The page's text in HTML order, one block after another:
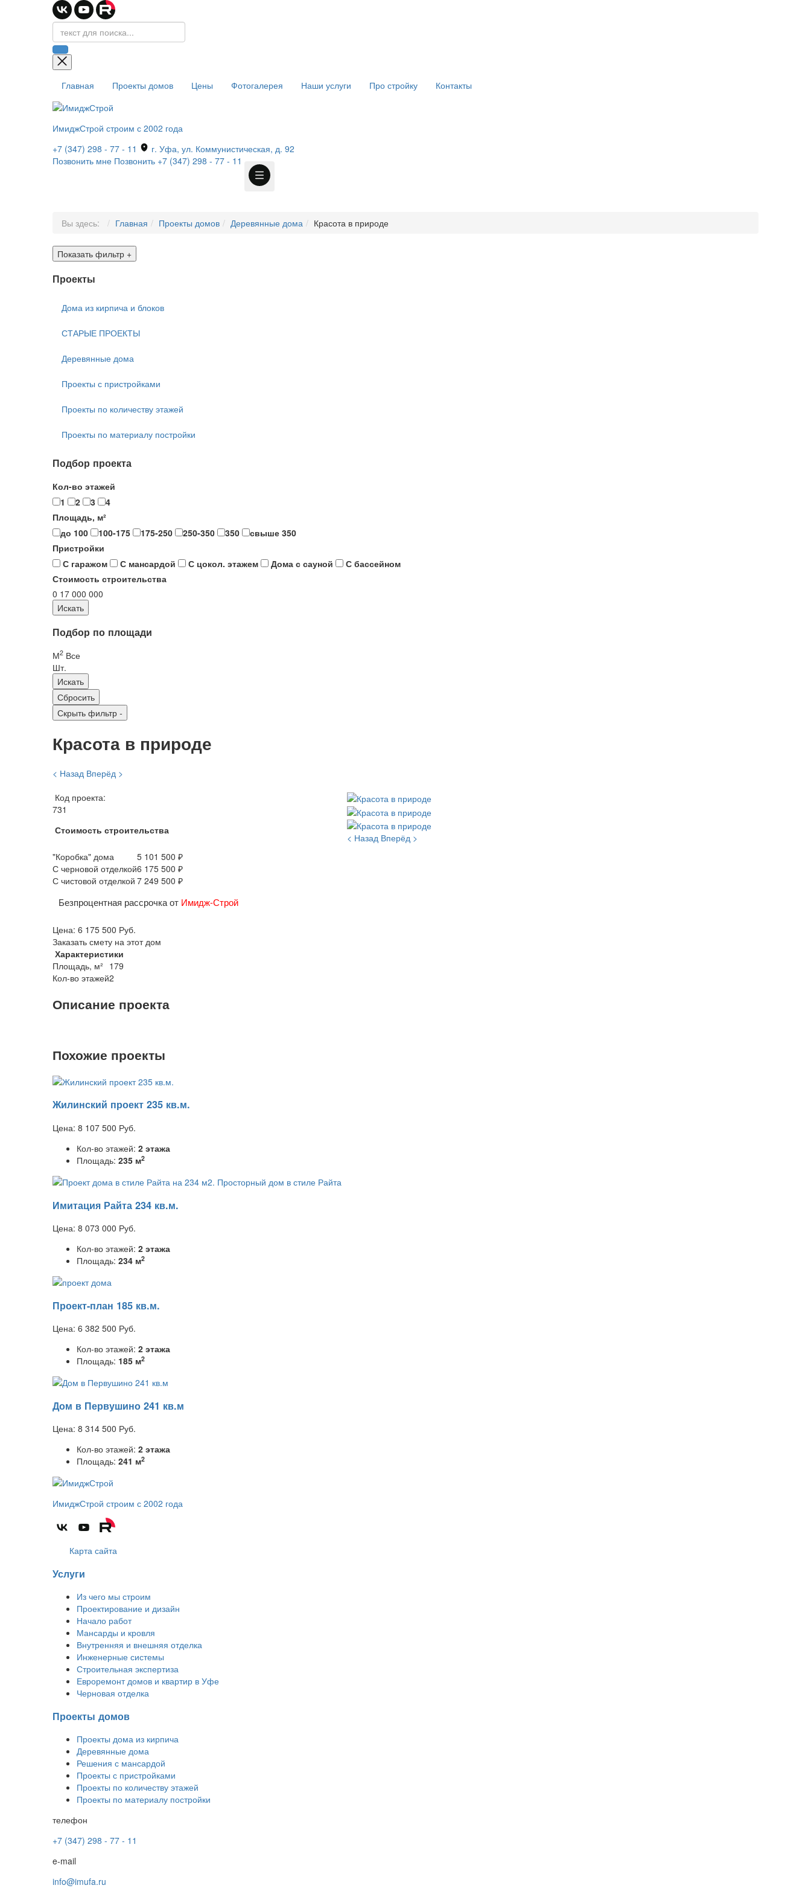
Главная Проекты домов Цены Фотогалерея Наши услуги Про стройку Контакты
ИмиджСтрой строим с 2002 года
+7 (347) 298 - 77 - 11
г. Уфа, ул. Коммунистическая, д. 92
Позвонить мне Позвонить +7 (347) 298 - 77 - 11
Вы здесь: Главная Проекты домов Деревянные дома Красота в природе
Показать фильтр +
Проекты
Дома из кирпича и блоков
СТАРЫЕ ПРОЕКТЫ
Деревянные дома
Проекты с пристройками
Проекты по количеству этажей
Проекты по материалу постройки
Подбор проекта
Кол-во этажей
1
2 3
4
Площадь, м²
до 100
100-175 175-250 250-350 350
свыше 350
Пристройки
С гаражом
С мансардой С цокол. этажем Дома с сауной
С бассейном
Стоимость строительства
0 17 000 000
Подбор по площади
М2 Все
Шт.
Скрыть фильтр -
Красота в природе
< Назад Вперёд >
Код проекта:
731
Стоимость строительства
"Коробка" дома
5 101 500 ₽
С черновой отделкой6 175 500 ₽
С чистовой отделкой 7 249 500 ₽
Безпроцентная рассрочка от Имидж-Строй
Цена: 6 175 500 Руб.
Заказать смету на этот дом
Характеристики
Площадь, м² 179
Кол-во этажей2
< Назад Вперёд >
Описание проекта
Похожие проекты
Жилинский проект 235 кв.м.
Цена: 8 107 500 Руб.
Кол-во этажей: 2 этажа
Площадь: 235 м2
Имитация Райта 234 кв.м.
Цена: 8 073 000 Руб.
Кол-во этажей: 2 этажа
Площадь: 234 м2
Проект-план 185 кв.м.
Цена: 6 382 500 Руб.
Кол-во этажей: 2 этажа
Площадь: 185 м2
Дом в Первушино 241 кв.м
Цена: 8 314 500 Руб.
Кол-во этажей: 2 этажа
Площадь: 241 м2
ИмиджСтрой строим с 2002 года
Карта сайта
Услуги
Из чего мы строим
Проектирование и дизайн
Начало работ
Мансарды и кровля
Внутренняя и внешняя отделка
Инженерные системы
Строительная экспертиза
Евроремонт домов и квартир в Уфе
Черновая отделка
Проекты домов
Проекты дома из кирпича
Деревянные дома
Решения с мансардой
Проекты с пристройками
Проекты по количеству этажей
Проекты по материалу постройки
телефон
+7 (347) 298 - 77 - 11
e-mail
info@imufa.ru